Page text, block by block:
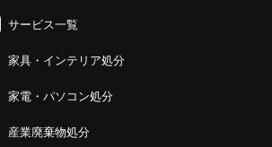
サービス一覧
家具・インテリア処分
家電・パソコン処分
産業廃棄物処分